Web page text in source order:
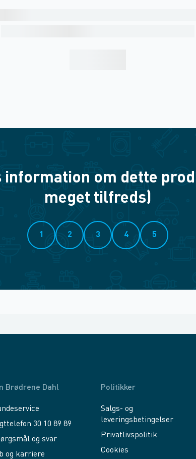
om dette
meget tilfreds)
1 2 3 4 5
Brødrene Dahl
30 10 89 89
og svar
og karriere
Politikker
Salgs- og
leveringsbetingelser
Privatlivspolitik
Cookies